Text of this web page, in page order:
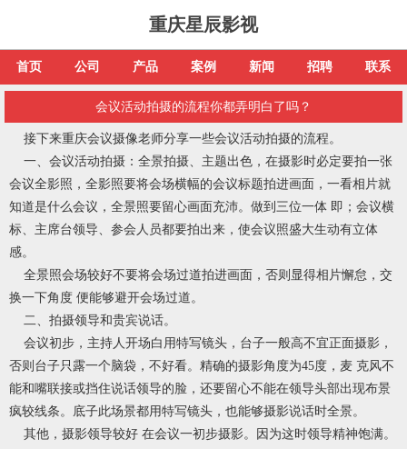
重庆星辰影视
首页 公司 产品 案例 新闻 招聘 联系
会议活动拍摄的流程你都弄明白了吗？
接下来重庆会议摄像老师分享一些会议活动拍摄的流程。
一、会议活动拍摄：全景拍摄、主题出色，在摄影时必定要拍一张
会议全影照，全影照要将会场横幅的会议标题拍进画面，一看相片就
知道是什么会议，全景照要留心画面充沛。做到三位一体 即；会议横
标、主席台领导、参会人员都要拍出来，使会议照盛大生动有立体
感。
全景照会场较好不要将会场过道拍进画面，否则显得相片懈怠，交
换一下角度 便能够避开会场过道。
二、拍摄领导和贵宾说话。
会议初步，主持人开场白用特写镜头，台子一般高不宜正面摄影，
否则台子只露一个脑袋，不好看。精确的摄影角度为45度，麦 克风不
能和嘴联接或挡住说话领导的脸，还要留心不能在领导头部出现布景
疯较线条。底子此场景都用特写镜头，也能够摄影说话时全景。
其他，摄影领导较好 在会议一初步摄影。因为这时领导精神饱满。